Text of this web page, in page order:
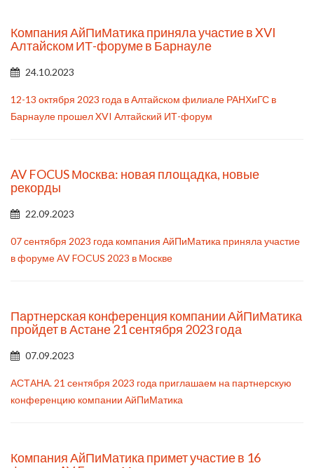
Компания АйПиМатика приняла участие в XVI
Алтайском ИТ-форуме в Барнауле
24.10.2023
12-13 октября 2023 года в Алтайском филиале РАНХиГС в
Барнауле прошел XVI Алтайский ИТ-форум
AV FOCUS Москва: новая площадка, новые
рекорды
22.09.2023
07 сентября 2023 года компания АйПиМатика приняла участие
в форуме AV FOCUS 2023 в Москве
Партнерская конференция компании АйПиМатика
пройдет в Астане 21 сентября 2023 года
07.09.2023
АСТАНА. 21 сентября 2023 года приглашаем на партнерскую
конференцию компании АйПиМатика
Компания АйПиМатика примет участие в 16